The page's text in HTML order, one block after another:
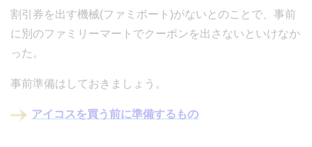
割引券を出す機械(ファミポート)がないとのことで、事前
に別のファミリーマートでクーポンを出さないといけなか
った。
事前準備はしておきましょう。
アイコスを買う前に準備するもの